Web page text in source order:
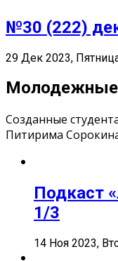
№30 (222)
29 Дек 2023,
Молодежные
Созданные
Питирима
Подкаст
1/3
14 Ноя 2023,